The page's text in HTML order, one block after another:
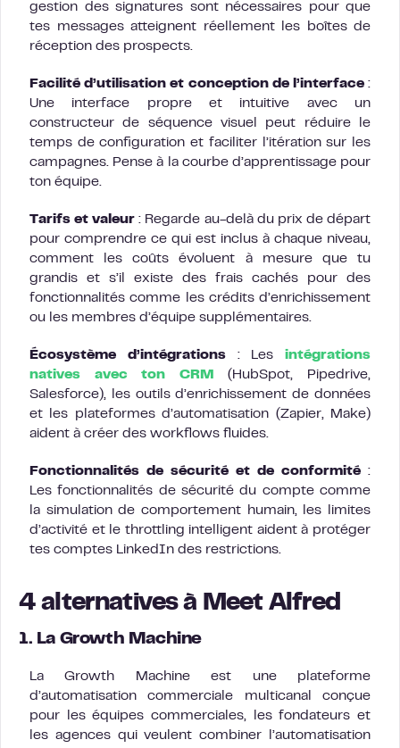
gestion des signatures sont nécessaires pour que
tes messages atteignent réellement les boîtes de
réception des prospects.
Facilité d’utilisation et conception de l’interface:
Une interface propre et intuitive avec un
constructeur de séquence visuel peut réduire le
temps de configuration et faciliter l’itération sur les
campagnes. Pense à la courbe d’apprentissage pour
ton équipe.
Tarifs et valeur : Regarde au-delà du prix de départ
pour comprendre ce qui est inclus à chaque niveau,
comment les coûts évoluent à mesure que tu
grandis et s’il existe des frais cachés pour des
fonctionnalités comme les crédits d’enrichissement
ou les membres d’équipe supplémentaires.
Écosystème d’intégrations: Les intégrations
natives avec ton CRM
(HubSpot, Pipedrive,
Salesforce), les outils d’enrichissement de données
et les plateformes d’automatisation (Zapier, Make)
aident à créer des workflows fluides.
Fonctionnalités de sécurité et de conformité :
Les fonctionnalités de sécurité du compte comme
la simulation de comportement humain, les limites
d’activité et le throttling intelligent aident à protéger
tes comptes LinkedIn des restrictions.
4 alternatives à Meet Alfred
1. La Growth Machine
La Growth Machine est une plateforme
d’automatisation commerciale multicanal conçue
pour les équipes commerciales, les fondateurs et
les agences qui veulent combiner l’automatisation